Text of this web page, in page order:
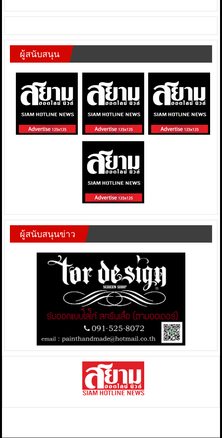
ผู้สนับสนุน
ผู้สนับสนุนข่าว